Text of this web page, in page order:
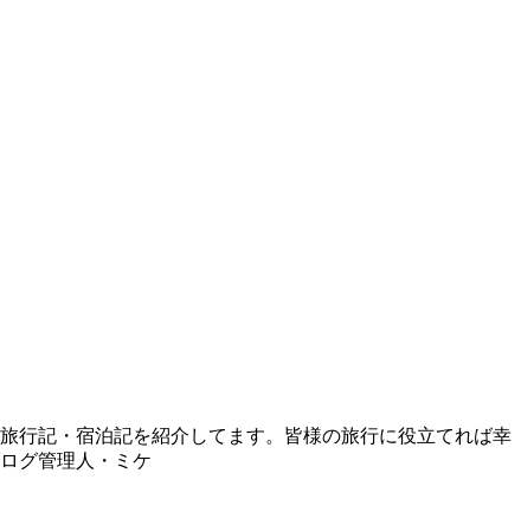
行記・宿泊記を紹介してます。皆様の旅行に役立てれば幸
グ管理人・ミケ